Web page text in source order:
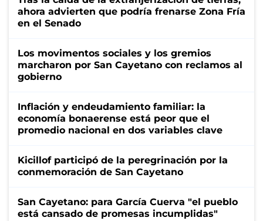
ahora advierten que podría frenarse Zona Fría
en el Senado
Los movimentos sociales y los gremios
marcharon por San Cayetano con reclamos al
gobierno
Inflación y endeudamiento familiar: la
economía bonaerense está peor que el
promedio nacional en dos variables clave
Kicillof participó de la peregrinación por la
conmemoración de San Cayetano
San Cayetano: para García Cuerva "el pueblo
está cansado de promesas incumplidas"